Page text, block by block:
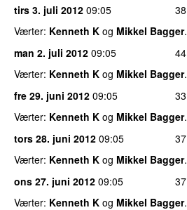
tirs 3. juli 2012 09:05
38
Værter: Kenneth K og Mikkel Bagger.
man 2. juli 2012 09:05
44
Værter: Kenneth K og Mikkel Bagger.
fre 29. juni 2012 09:05
33
Værter: Kenneth K og Mikkel Bagger.
tors 28. juni 2012 09:05
37
Værter: Kenneth K og Mikkel Bagger.
ons 27. juni 2012 09:05
37
Værter: Kenneth K og Mikkel Bagger.